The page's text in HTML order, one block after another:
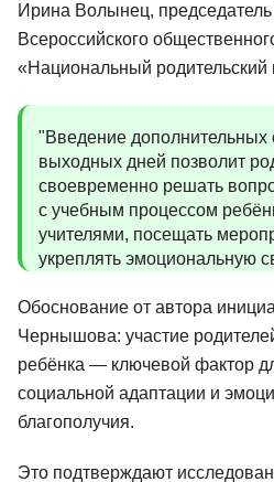
Ирина Волынец, председатель
Всероссийского
«Национальный родительский
"Введение
выходных дней позволит
своевременно решать
с учебным процессом
учителями, посещать
укреплять эмоциональную
Обоснование от автора
Чернышова: участие
ребёнка — ключевой фактор
социальной адаптации и
благополучия.
Это подтверждают